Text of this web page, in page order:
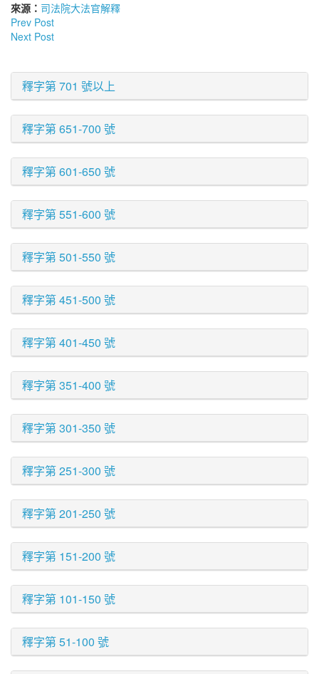
來源： 司法院大法官解釋
Prev Post
Next Post
釋字第 701 號以上
釋字第 651-700 號
釋字第 601-650 號
釋字第 551-600 號
釋字第 501-550 號
釋字第 451-500 號
釋字第 401-450 號
釋字第 351-400 號
釋字第 301-350 號
釋字第 251-300 號
釋字第 201-250 號
釋字第 151-200 號
釋字第 101-150 號
釋字第 51-100 號